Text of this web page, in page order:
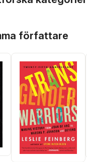
författare